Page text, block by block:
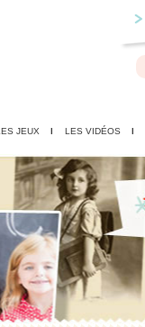
JEUX LES VIDÉOS